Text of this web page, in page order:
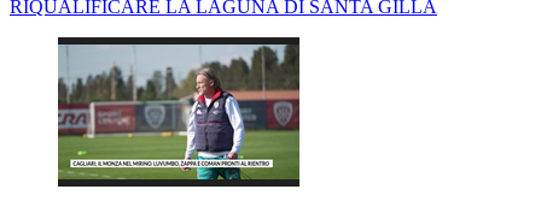
RIQUALIFICARE LA LAGUNA DI SANTA GILLA